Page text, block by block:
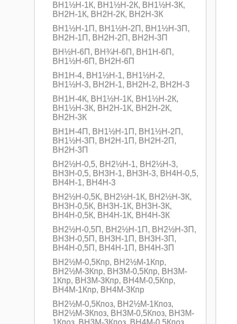
ВН1½Н-1К, ВН1½Н-2К, ВН1½Н-3К,
ВН2Н-1К, ВН2Н-2К, ВН2Н-3К
ВН1½Н-1П, ВН1½Н-2П, ВН1½Н-3П,
ВН2Н-1П, ВН2Н-2П, ВН2Н-3П
ВН½H-6П, ВН¾Н-6П, ВН1Н-6П,
ВН1½Н-6П, ВН2Н-6П
ВН1Н-4, ВН1½Н-1, ВН1½Н-2,
ВН1½Н-3, ВН2Н-1, ВН2Н-2, ВН2Н-3
ВН1Н-4К, ВН1½Н-1К, ВН1½Н-2К,
ВН1½Н-3К, ВН2Н-1К, ВН2Н-2К,
ВН2Н-3К
ВН1Н-4П, ВН1½Н-1П, ВН1½Н-2П,
ВН1½Н-3П, ВН2Н-1П, ВН2Н-2П,
ВН2Н-3П
ВН2½Н-0,5, ВН2½Н-1, ВН2½Н-3,
ВН3Н-0,5, ВН3Н-1, ВН3Н-3, ВН4Н-0,5,
ВН4Н-1, ВН4Н-3
ВН2½Н-0,5К, ВН2½Н-1К, ВН2½Н-3К,
ВН3Н-0,5К, ВН3Н-1К, ВН3Н-3К,
ВН4Н-0,5К, ВН4Н-1К, ВН4Н-3К
ВН2½Н-0,5П, ВН2½Н-1П, ВН2½Н-3П,
ВН3Н-0,5П, ВН3Н-1П, ВН3Н-3П,
ВН4Н-0,5П, ВН4Н-1П, ВН4Н-3П
ВН2½M-0,5Кпр, ВН2½M-1Кпр,
ВН2½M-3Кпр, ВН3M-0,5Кпр, ВН3M-
1Кпр, ВН3M-3Кпр, ВН4M-0,5Кпр,
ВН4M-1Кпр, ВН4M-3Кпр
ВН2½M-0,5Кпоз, ВН2½M-1Кпоз,
ВН2½M-3Кпоз, ВН3M-0,5Кпоз, ВН3M-
1Кпоз, ВН3M-3Кпоз, ВН4M-0,5Кпоз,